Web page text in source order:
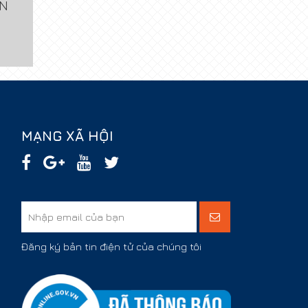
MẠNG XÃ HỘI
Đăng ký bản tin điện tử của chúng tôi